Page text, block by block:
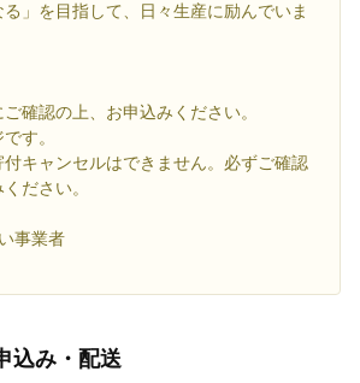
る」を目指して、日々生産に励んでいま
確認の上、お申込みください。
す。
付キャンセルはできません。必ずご確認
ださい。
事業者
込み・配送